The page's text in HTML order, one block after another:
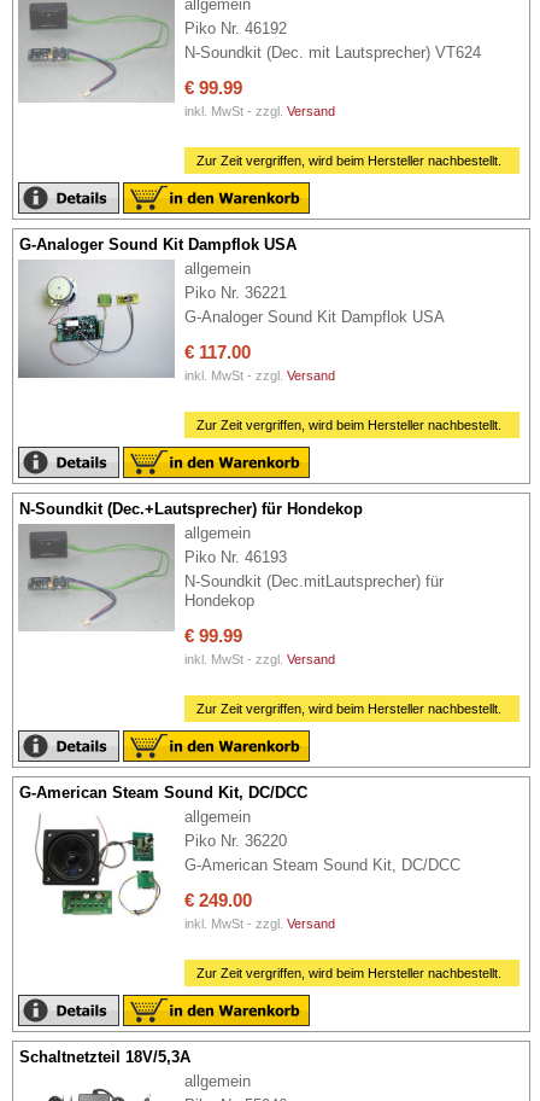
allgemein
Piko Nr. 46192
N-Soundkit (Dec. mit Lautsprecher) VT624
€ 99.99
inkl. MwSt - zzgl. Versand
Zur Zeit vergriffen, wird beim Hersteller nachbestellt.
G-Analoger Sound Kit Dampflok USA
allgemein
Piko Nr. 36221
G-Analoger Sound Kit Dampflok USA
€ 117.00
inkl. MwSt - zzgl. Versand
Zur Zeit vergriffen, wird beim Hersteller nachbestellt.
N-Soundkit (Dec.+Lautsprecher) für Hondekop
allgemein
Piko Nr. 46193
N-Soundkit (Dec.mitLautsprecher) für
Hondekop
€ 99.99
inkl. MwSt - zzgl. Versand
Zur Zeit vergriffen, wird beim Hersteller nachbestellt.
G-American Steam Sound Kit, DC/DCC
allgemein
Piko Nr. 36220
G-American Steam Sound Kit, DC/DCC
€ 249.00
inkl. MwSt - zzgl. Versand
Zur Zeit vergriffen, wird beim Hersteller nachbestellt.
Schaltnetzteil 18V/5,3A
allgemein